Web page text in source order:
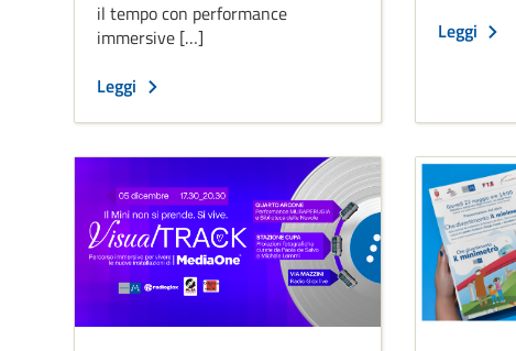
il tempo con performance
immersive […]
Leggi
Leggi